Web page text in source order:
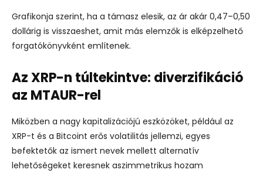
Grafikonja szerint, ha a támasz elesik, az ár akár 0,47–0,50
dollárig is visszaeshet, amit más elemzők is elképzelhető
forgatókönyvként említenek.
Az XRP-n túltekintve: diverzifikáció
az MTAUR-rel
Miközben a nagy kapitalizációjú eszközöket, például az
XRP-t és a Bitcoint erős volatilitás jellemzi, egyes
befektetők az ismert nevek mellett alternatív
lehetőségeket keresnek aszimmetrikus hozam